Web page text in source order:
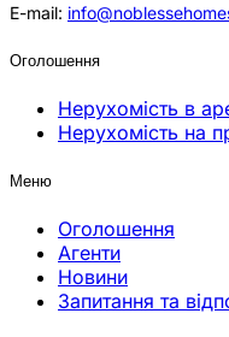
E-mail:
Оголошення
Нерухомість в
Нерухомість на
Меню
Оголошення
Агенти
Новини
Запитання та